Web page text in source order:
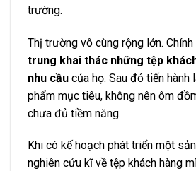
trường.
Thị trường vô cùng rộng lớn.
trung khai thác những tệp
nhu cầu của họ. Sau đó tiến hành
phẩm mục tiêu, không nên ôm
chưa đủ tiềm năng.
Khi có kế hoạch phát triển một
nghiên cứu kĩ về tệp khách hàng